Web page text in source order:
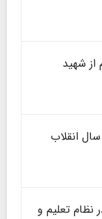
از شهید
انقلاب
نظام تعلیم و